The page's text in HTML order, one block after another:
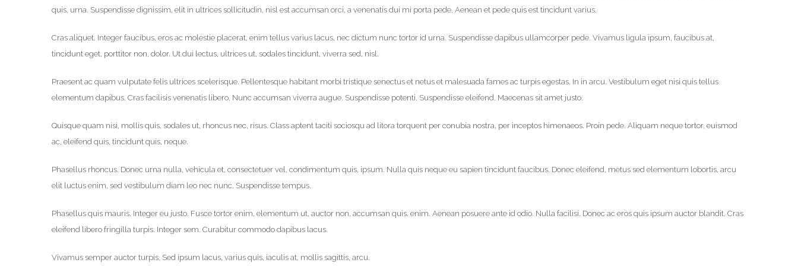
quis, urna. Suspendisse dignissim, elit in ultrices sollicitudin, nisl est accumsan orci, a venenatis dui mi porta pede. Aenean et pede quis est tincidunt varius.
Cras aliquet. Integer faucibus, eros ac molestie placerat, enim tellus varius lacus, nec dictum nunc tortor id urna. Suspendisse dapibus ullamcorper pede. Vivamus ligula ipsum, faucibus at,
tincidunt eget, porttitor non, dolor. Ut dui lectus, ultrices ut, sodales tincidunt, viverra sed, nisl.
Praesent ac quam vulputate felis ultrices scelerisque. Pellentesque habitant morbi tristique senectus et netus et malesuada fames ac turpis egestas. In in arcu. Vestibulum eget nisi quis tellus
elementum dapibus. Cras facilisis venenatis libero. Nunc accumsan viverra augue. Suspendisse potenti. Suspendisse eleifend. Maecenas sit amet justo.
Quisque quam nisi, mollis quis, sodales ut, rhoncus nec, risus. Class aptent taciti sociosqu ad litora torquent per conubia nostra, per inceptos himenaeos. Proin pede. Aliquam neque tortor, euismod
ac, eleifend quis, tincidunt quis, neque.
Phasellus rhoncus. Donec urna nulla, vehicula et, consectetuer vel, condimentum quis, ipsum. Nulla quis neque eu sapien tincidunt faucibus. Donec eleifend, metus sed elementum lobortis, arcu
elit luctus enim, sed vestibulum diam leo nec nunc. Suspendisse tempus.
Phasellus quis mauris. Integer eu justo. Fusce tortor enim, elementum ut, auctor non, accumsan quis, enim. Aenean posuere ante id odio. Nulla facilisi. Donec ac eros quis ipsum auctor blandit. Cras
eleifend libero fringilla turpis. Integer sem. Curabitur commodo dapibus lacus.
Vivamus semper auctor turpis. Sed ipsum lacus, varius quis, iaculis at, mollis sagittis, arcu.